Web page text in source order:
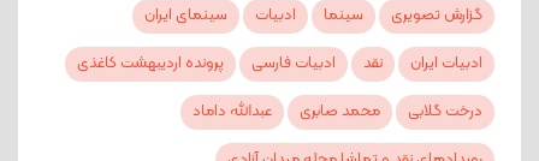
گزارش تصویری
سینما ادبیات
سینمای ایران
ادبیات ایران
نقد ادبیات فارسی
پرونده اردیبهشت کاغذی
درخت گلابی
محمد صابری
عبدالله داماد